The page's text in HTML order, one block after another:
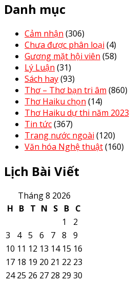
Danh mục
Cảm nhận (306)
Chưa được phân loại (4)
Gương mặt hội viên (58)
Lý Luận (31)
Sách hay(93)
Thơ – Thơ bạn tri âm (860)
Thơ Haiku chọn (14)
Thơ Haiku dự thi năm 2023
Tin tức(367)
Trang nước ngoài (120)
Văn hóa Nghệ thuật(160)
Lịch Bài Viết
Tháng 8 2026
H B T N S B C
1
2
3
4 5 6 7 8
9
10 11 12 13 14 15 16
17 18 19 20 21 22 23
24 25 26 27 28 29 30